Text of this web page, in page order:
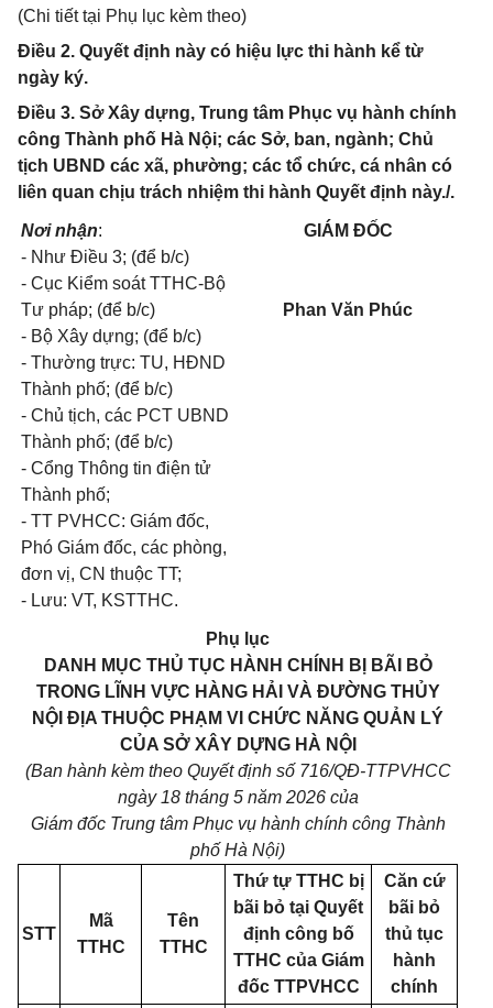
(Chi tiết tại Phụ lục kèm theo)
Điều 2. Quyết định này có hiệu lực thi hành kể từ
ngày ký.
Điều 3. Sở Xây dựng, Trung tâm Phục vụ hành chính
công Thành phố Hà Nội; các Sở, ban, ngành; Chủ
tịch UBND các xã, phường; các tổ chức, cá nhân có
liên quan chịu trách nhiệm thi hành Quyết định này./.
Nơi nhận:
- Như Điều 3; (để b/c)
- Cục Kiểm soát TTHC-Bộ
Tư pháp; (để b/c)
- Bộ Xây dựng; (để b/c)
- Thường trực: TU, HĐND
Thành phố; (để b/c)
- Chủ tịch, các PCT UBND
Thành phố; (để b/c)
- Cổng Thông tin điện tử
Thành phố;
- TT PVHCC: Giám đốc,
Phó Giám đốc, các phòng,
đơn vị, CN thuộc TT;
- Lưu: VT, KSTTHC.
GIÁM ĐỐC
Phan Văn Phúc
Phụ lục
DANH MỤC THỦ TỤC HÀNH CHÍNH BỊ BÃI BỎ
TRONG LĨNH VỰC HÀNG HẢI VÀ ĐƯỜNG THỦY
NỘI ĐỊA THUỘC PHẠM VI CHỨC NĂNG QUẢN LÝ
CỦA SỞ XÂY DỰNG HÀ NỘI
(Ban hành kèm theo Quyết định số 716/QĐ-TTPVHCC
ngày 18 tháng 5 năm 2026 của
Giám đốc Trung tâm Phục vụ hành chính công Thành
phố Hà Nội)
STT
Mã
TTHC
Tên
TTHC
Thứ tự TTHC bị
bãi bỏ tại Quyết
định công bố
TTHC của Giám
đốc TTPVHCC
Căn cứ
bãi bỏ
thủ tục
hành
chính